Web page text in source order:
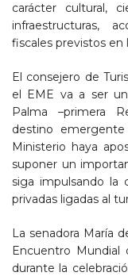
carácter cultural,
infraestructuras,
fiscales previstos
El consejero de
el EME va a ser
Palma –primera
destino
Ministerio haya
suponer un
siga impulsando la
privadas ligadas al
La senadora María
Encuentro Mundial
durante la